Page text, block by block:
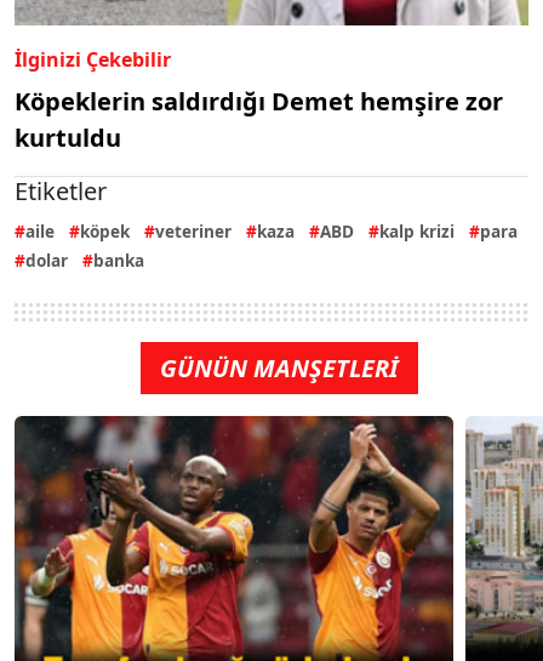
İlginizi Çekebilir
Köpeklerin saldırdığı Demet hemşire zor
kurtuldu
Etiketler
aile köpek veteriner kaza ABD kalp krizi
para
dolar
banka
GÜNÜN MANŞETLERİ